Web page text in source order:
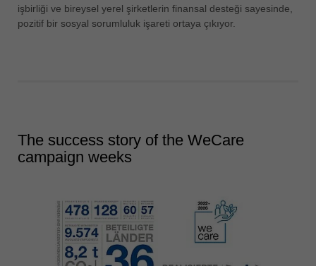
işbirliği ve bireysel yerel şirketlerin finansal desteği sayesinde,
pozitif bir sosyal sorumluluk işareti ortaya çıkıyor.
The success story of the WeCare
campaign weeks